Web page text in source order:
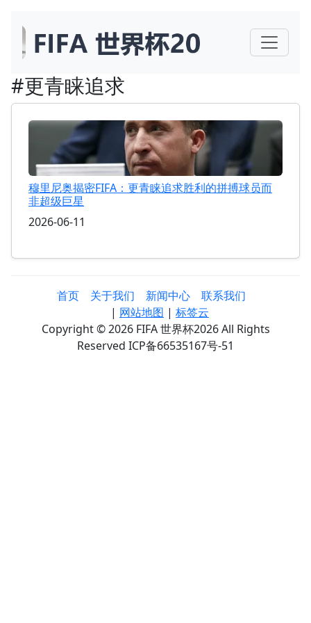
#更青睐追求
穆里尼奥揭密FIFA：更青睐追求胜利的拼搏球员而
非超级巨星
2026-06-11
首页 关于我们 新闻中心
联系我们
| 网站地图 | 标签云
Copyright © 2026 FIFA 世界杯2026 All Rights
Reserved ICP备66535167号-51